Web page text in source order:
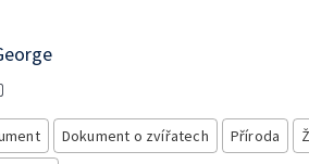
Dokument o zvířatech Příroda